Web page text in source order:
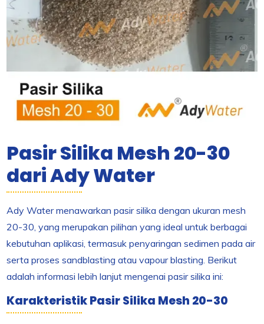
Pasir Silika Mesh 20-30
dari Ady Water
Ady Water menawarkan pasir silika dengan ukuran mesh
20-30, yang merupakan pilihan yang ideal untuk berbagai
kebutuhan aplikasi, termasuk penyaringan sedimen pada air
serta proses sandblasting atau vapour blasting. Berikut
adalah informasi lebih lanjut mengenai pasir silika ini:
Karakteristik Pasir Silika Mesh 20-30